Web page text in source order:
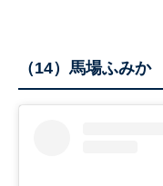
（14）馬場ふみか